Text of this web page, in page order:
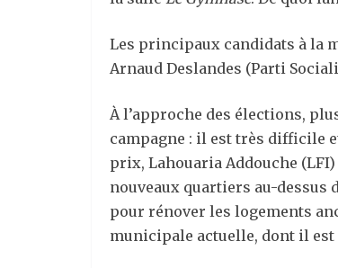
Les principaux candidats à la
Arnaud Deslandes (Parti
À l’approche des élections,
campagne : il est très difficile
prix, Lahouaria Addouche
nouveaux quartiers au-dessus
pour rénover les logements
municipale actuelle, dont il est